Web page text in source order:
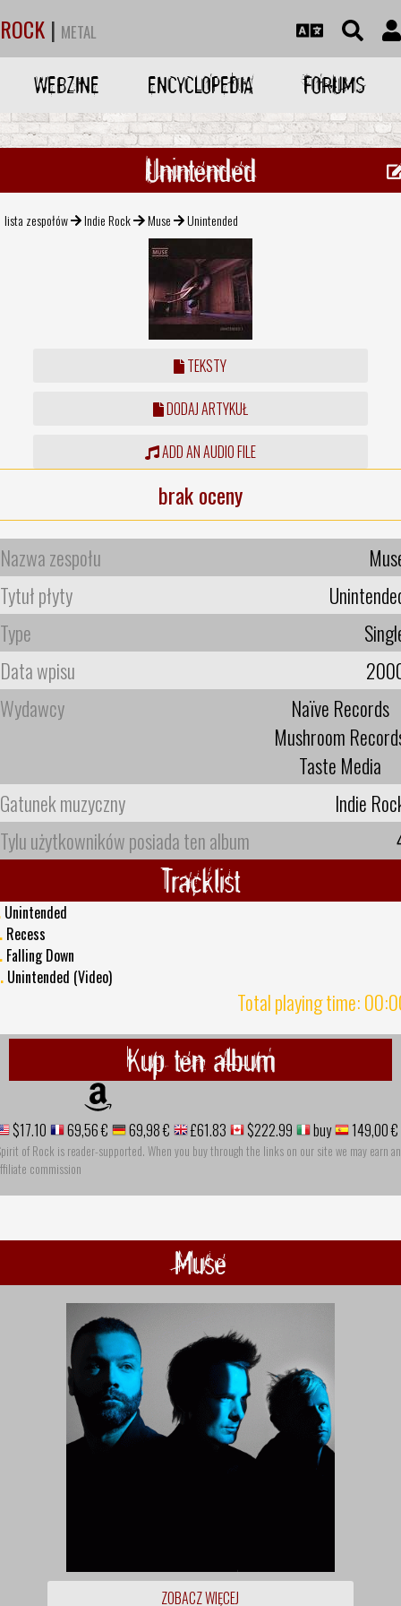
ROCK | METAL
WEBZINE ENCYCLOPEDIA FORUMS
Unintended
lista zespołów Indie Rock Muse Unintended
TEKSTY
DODAJ ARTYKUŁ
ADD AN AUDIO FILE
brak oceny
Nazwa zespołu
Tytuł płyty
Type
Data wpisu
Wydawcy
Naïve Records
Mushroom
Taste Media
Gatunek muzyczny
Indie
Tylu użytkowników posiada ten album
Tracklist
Unintended
Recess
Falling Down
Unintended (Video)
Total playing time:
Kup ten album
$17.10 69,56 € 69,98 € £61.83 $222.99 buy 149,00 €
of Rock is reader-supported. When you buy through the links on our site we may earn an
commission
Muse
ZOBACZ WIĘCEJ